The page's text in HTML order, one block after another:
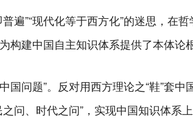
遍”“现代化等于西方化”的迷思，在
建中国自主知识体系提供了本体论根
国问题”。反对用西方理论之“鞋”套
问、时代之问”，实现中国知识体系上